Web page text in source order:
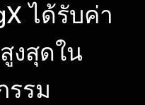
ได้รับค่า
งสุดใน
รรม